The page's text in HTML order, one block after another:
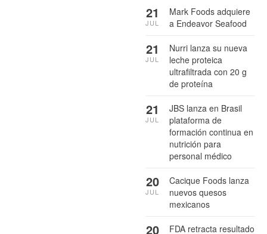
Mark Foods adquiere
a Endeavor Seafood
21
JUL
Nurri lanza su nueva
leche proteica
ultrafiltrada con 20 g
de proteína
21
JUL
JBS lanza en Brasil
plataforma de
formación continua en
nutrición para
personal médico
21
JUL
Cacique Foods lanza
nuevos quesos
mexicanos
20
JUL
FDA retracta resultado
20